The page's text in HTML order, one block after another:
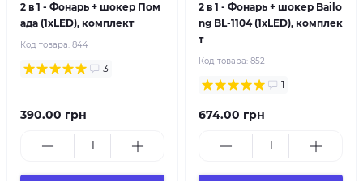
2 в 1 - Фонарь + шокер Пом
ада (1xLED), комплект
Код товара: 844
3
390.00 грн
2 в 1 - Фонарь + шокер Bailo
ng BL-1104 (1xLED), комплек
т
Код товара: 852
1
674.00 грн